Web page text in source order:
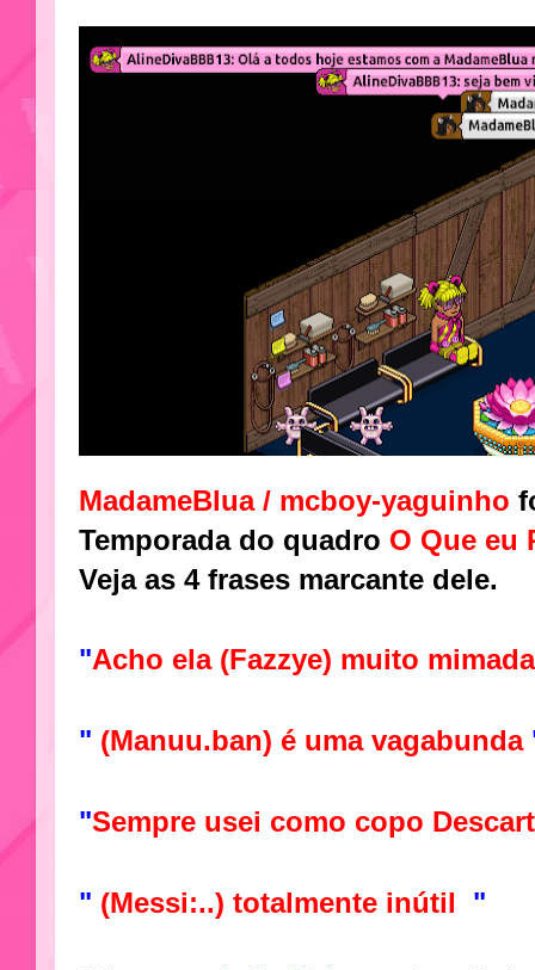
MadameBlua / mcboy-yaguinho
Temporada do quadro O Que eu
Veja as 4 frases marcante dele.
"Acho ela (Fazzye) muito mimada
" (Manuu.ban) é uma vagabunda
"Sempre usei como copo
" (Messi:..) totalmente inútil "